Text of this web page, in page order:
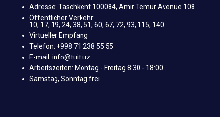
Adresse: Taschkent 100084, Amir Temur Avenue 108
Öffentlicher Verkehr:
10, 17, 19, 24, 38, 51, 60, 67, 72, 93, 115, 140
Virtueller Empfang
Telefon: +998 71 238 55 55
E-mail: info@tuit.uz
Arbeitszeiten: Montag - Freitag 8:30 - 18:00
Samstag, Sonntag frei